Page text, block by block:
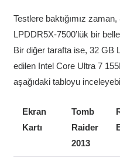
Testlere baktığımız
LPDDR5X-7500’lük bir
Bir diğer tarafta ise, 32 GB
edilen Intel Core Ultra 7
aşağıdaki tabloyu
Ekran
Kartı
Tomb
Raider
2013